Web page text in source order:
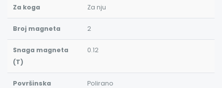
Za koga Za nju
Broj magneta 2
Snaga magneta
(T)
0.12
Površinska
Polirano